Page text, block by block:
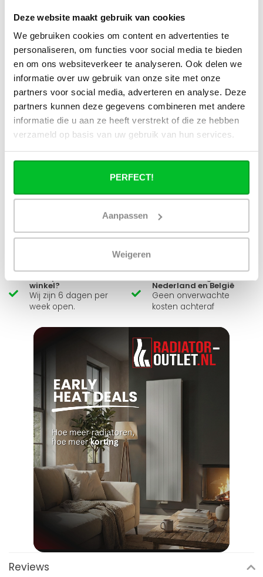
Deze website maakt gebruik van cookies
We gebruiken cookies om content en advertenties te
personaliseren, om functies voor social media te bieden
en om ons websiteverkeer te analyseren. Ook delen we
informatie over uw gebruik van onze site met onze
partners voor social media, adverteren en analyse. Deze
partners kunnen deze gegevens combineren met andere
informatie die u aan ze heeft verstrekt of die ze hebben
verzameld op basis van uw gebruik van hun services.
PERFECT!
Aanpassen
Weigeren
toepassen in combinatie met
stadsverwarming?
Werkt een paneelradiator ook bij 40
graden aanvoertemperatuur?
Heb je een vraag over dit product ?
Simon helpt je graag en kan al je vragen beantwoorden.
Stuur een bericht
Ruim assortiment
Levering uit eigen
14 dagen bedenktijd
Niet goed = Geld terug
winkel?
Wij zijn 6 dagen per
week open.
Nederland en België
Geen onverwachte
kosten achteraf
Reviews